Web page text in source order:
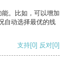
。比如，可以增加
自动选择最优的线
支持[0] 反对[0]